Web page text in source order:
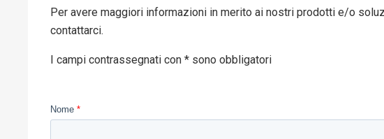
Per avere maggiori informazioni in merito ai nostri prodotti e/o
contattarci.
I campi contrassegnati con * sono obbligatori